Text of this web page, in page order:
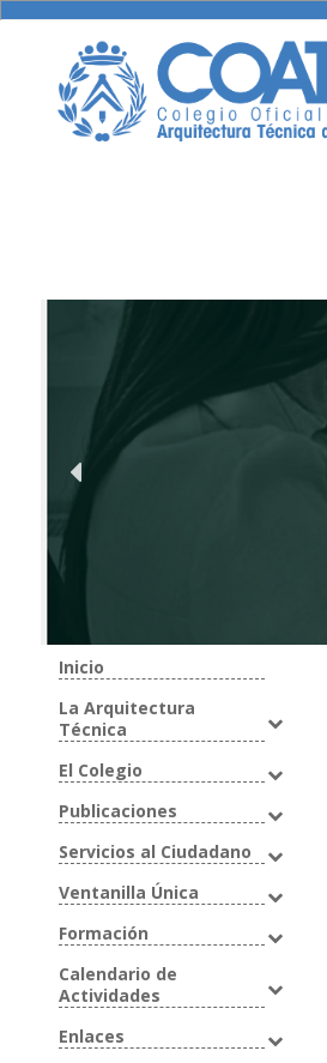
Inicio
La Arquitectura
Técnica
El Colegio
Publicaciones
Servicios al Ciudadano
Ventanilla Única
Formación
Calendario de
Actividades
Enlaces